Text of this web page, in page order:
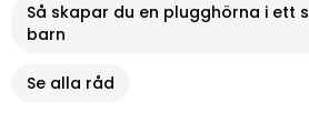
Så skapar du en plugghörna i ett
barn
Se alla råd